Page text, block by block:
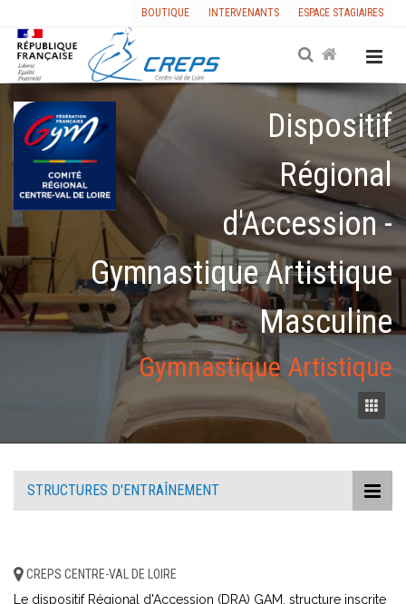
BOUTIQUE INTERVENANTS ESPACE STAGIAIRES
Dispositif
Régional
d'Accession -
Gymnastique Artistique
Masculine
Gymnastique Artistique
STRUCTURES D'ENTRAÎNEMENT
CREPS CENTRE-VAL DE LOIRE
Le dispositif Régional d'Accession (DRA) GAM, structure inscrite